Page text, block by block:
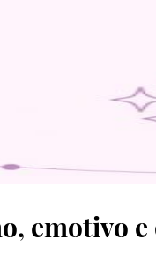
emotivo